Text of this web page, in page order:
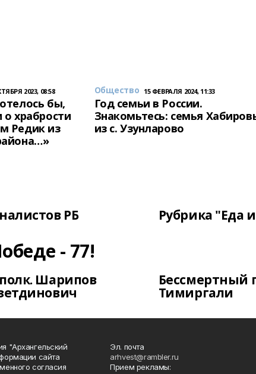
2023, 08:58
бы,
о храбрости
Редик из
Общество 15 ФЕВРАЛЯ 2024, 11:33
Год семьи в России.
Знакомьтесь: семья
из с. Узунларово
РБ Рубрика "Еда
- 77!
Шарипов Бессмертный
Тимиргали
"Архангельский
сайта
согласия
Эл. почта
arhvest@rambler.ru
Прием рекламы: